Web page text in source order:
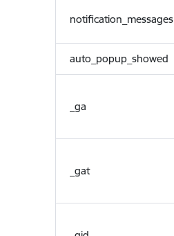
notification_messages
auto_popup_showed
_ga
_gat